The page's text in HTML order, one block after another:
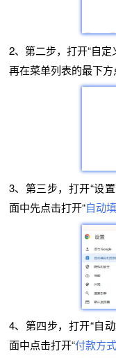
2、第二步，打开“自
再在菜单列表的最下方
3、第三步，打开“设
面中先点击打开“自动
4、第四步，打开“自
面中点击打开“付款方式